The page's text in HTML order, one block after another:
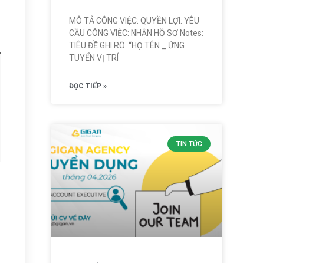
MÔ TẢ CÔNG VIỆC: QUYỀN LỢI: YÊU
CẦU CÔNG VIỆC: NHẬN HỒ SƠ Notes:
TIÊU ĐỀ GHI RÕ: “HỌ TÊN _ ỨNG
TUYỂN VỊ TRÍ
ĐỌC TIẾP »
TIN TỨC